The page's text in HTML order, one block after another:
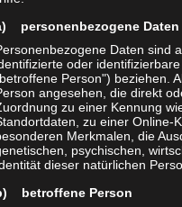
personenbezogene Daten
Daten sind
oder
Person") beziehen.
angesehen, die direkt
zu einer Kennung
zu einer Online-
Merkmalen, die
psychischen,
dieser natürlichen
betroffene Person